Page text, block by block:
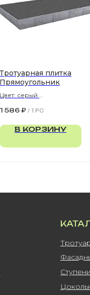
Тротуарная плитка
Прямоугольник
Цвет: серый
1 586 ₽ / 1 PC
В КОРЗИНУ